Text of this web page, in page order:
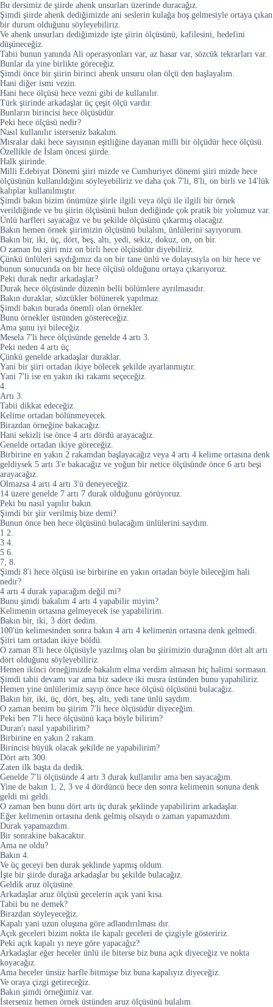
Bu dersimiz de şiirde ahenk unsurları üzerinde duracağız.
Şimdi şiirde ahenk dediğimizde ani seslerin kulağa hoş gelmesiyle ortaya çıkan
bir durum olduğunu söyleyebiliriz.
Ve ahenk unsurları dediğimizde işte şiirin ölçüsünü, kafilesini, hedefini
düşüneceğiz.
Tabii bunun yanında Ali operasyonları var, az hasar var, sözcük tekrarları var.
Bunlar da yine birlikte göreceğiz.
Şimdi önce bir şiirin birinci ahenk unsuru olan ölçü den başlayalım.
Hani diğer ismi vezin.
Hani hece ölçüsü hece vezni gibi de kullanılır.
Türk şiirinde arkadaşlar üç çeşit ölçü vardır.
Bunların birincisi hece ölçüsüdür.
Peki hece ölçüsü nedir?
Nasıl kullanılır isterseniz bakalım.
Mısralar daki hece sayısının eşitliğine dayanan milli bir ölçüdür hece ölçüsü.
Özellikle de İslam öncesi şiirde.
Halk şiirinde.
Milli Edebiyat Dönemi şiiri mizde ve Cumhuriyet dönemi şiiri mizde hece
ölçüsünün kullanıldığını söyleyebiliriz ve daha çok 7'li, 8'li, on birli ve 14'lük
kalıplar kullanılmıştır.
Şimdi bakın bizim önümüze şiirle ilgili veya ölçü ile ilgili bir örnek
verildiğinde ve bu şiirin ölçüsünü bulun dediğinde çok pratik bir yolumuz var.
Ünlü harfleri sayacağız ve bu şekilde ölçüsünü çıkarmış olacağız.
Bakın hemen örnek şiirimizin ölçüsünü bulalım, ünlülerini sayıyorum.
Bakın bir, iki, üç, dört, beş, altı, yedi, sekiz, dokuz, on, on bir.
O zaman bu şiiri miz on birli hece ölçüsüdür diyebiliriz.
Çünkü ünlüleri saydığımız da on bir tane ünlü ve dolayısıyla on bir hece ve
bunun sonucunda on bir hece ölçüsü olduğunu ortaya çıkarıyoruz.
Peki durak nedir arkadaşlar?
Durak hece ölçüsünde düzenin belli bölümlere ayrılmasıdır.
Bakın duraklar, sözcükler bölünerek yapılmaz.
Şimdi bakın burada önemli olan örnekler.
Bunu örnekler üstünden göstereceğiz.
Ama şunu iyi bileceğiz.
Mesela 7'li hece ölçüsünde genelde 4 artı 3.
Peki neden 4 artı üç.
Çünkü genelde arkadaşlar duraklar.
Yani bir şiiri ortadan ikiye bölecek şekilde ayarlanmıştır.
Yani 7'li ise en yakın iki rakamı seçeceğiz.
4.
Artı 3.
Tabii dikkat edeceğiz.
Kelime ortadan bölünmeyecek.
Birazdan örneğine bakacağız.
Hani sekizli ise önce 4 artı dördü arayacağız.
Genelde ortadan ikiye göreceğiz.
Birbirine en yakın 2 rakamdan başlayacağız veya 4 artı 4 kelime ortasına denk
geldiysek 5 artı 3'e bakacağız ve yoğun bir netice ölçüsünde önce 6 artı beşi
arayacağız.
Olmazsa 4 artı 4 artı 3'ü deneyeceğiz.
14 üzere genelde 7 artı 7 durak olduğunu görüyoruz.
Peki bu nasıl yapılır bakın.
Şimdi bir şiir verilmiş bize demi?
Bunun önce ben hece ölçüsünü bulacağım ünlülerini saydım.
1 2.
3 4.
5 6.
7, 8.
Şimdi 8'i hece ölçüsü ise birbirine en yakın ortadan böyle bileceğim hali
nedir?
4 artı 4 durak yapacağım değil mi?
Bunu şimdi bakalım 4 artı 4 yapabilir miyim?
Kelimenin ortasına gelmeyecek ise yapabilirim.
Bakın bir, iki, 3 dört dedim.
100'ün kelimesinden sonra bakın 4 artı 4 kelimenin ortasına denk gelmedi.
Şiiri tam ortadan ikiye böldü.
O zaman 8'li hece ölçüsüyle yazılmış olan bu şiirimizin durağının dört alt artı
dört olduğunu söyleyebiliriz.
Hemen ikinci örneğimizde bakalım elma verdim almasın hiç halimi sormasın.
Şimdi tabii devamı var ama biz sadece iki mısra üstünden bunu yapabiliriz.
Hemen yine ünlülerimiz sayıp önce hece ölçüsü ölçüsünü bulacağız.
Bakın bir, iki, üç, dört, beş, altı, yedi tane ünlü saydım.
O zaman benim bu şiirim 7'li hece ölçüsüdür diyeceğim.
Peki ben 7'li hece ölçüsünü kaça böyle bilirim?
Duran'ı nasıl yapabilirim?
Birbirine en yakın 2 rakam.
Birincisi büyük olacak şekilde ne yapabilirim?
Dört artı 300.
Zaten ilk başta da dedik.
Genelde 7'li ölçüsünde 4 artı 3 durak kullanılır ama ben sayacağım.
Yine de bakın 1, 2, 3 ve 4 dördüncü hece den sonra kelimenin sonuna denk
geldi mi geldi.
O zaman ben bunu dört artı üç durak şeklinde yapabilirim arkadaşlar.
Eğer kelimenin ortasına denk gelmiş olsaydı o zaman yapamazdım.
Durak yapamazdım.
Bir sonrakine bakacaktır.
Ama ne oldu?
Bakın 4.
Ve üç geceyi ben durak şeklinde yapmış oldum.
İşte bir şiirde durağa arkadaşlar bu şekilde bulacağız.
Geldik aruz ölçüsüne.
Arkadaşlar aruz ölçüsü gecelerin açık yani kısa.
Tabii bu ne demek?
Birazdan söyleyeceğiz.
Kapalı yani uzun oluşuna göre adlandırılması dır.
Açık geceleri bizim nokta ile kapalı geceleri de çizgiyle gösteririz.
Peki açık kapalı yı neye göre yapacağız?
Arkadaşlar eğer heceler ünlü ile biterse biz buna açık diyeceğiz ve nokta
koyacağız.
Ama heceler ünsüz harfle bitmişse biz buna kapalıyız diyeceğiz.
Ve oraya çizgi getireceğiz.
Bakın şimdi örneğimiz var.
İsterseniz hemen örnek üstünden aruz ölçüsünü bulalım.